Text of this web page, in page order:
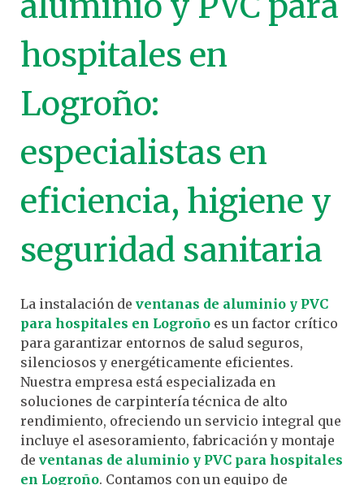
hospitales en
Logroño:
especialistas en
eficiencia, higiene y
seguridad sanitaria
La instalación de ventanas de aluminio y PVC
para hospitales en Logroño es un factor crítico
para garantizar entornos de salud seguros,
silenciosos y energéticamente eficientes.
Nuestra empresa está especializada en
soluciones de carpintería técnica de alto
rendimiento, ofreciendo un servicio integral que
incluye el asesoramiento, fabricación y montaje
de ventanas de aluminio y PVC para hospitales
en Logroño. Contamos con un equipo de